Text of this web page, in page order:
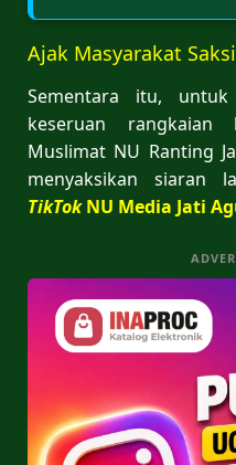
Ajak Masyarakat
Sementara itu,
keseruan rangkaian
Muslimat NU Ranting
menyaksikan siaran
TikTok NU Media Jati